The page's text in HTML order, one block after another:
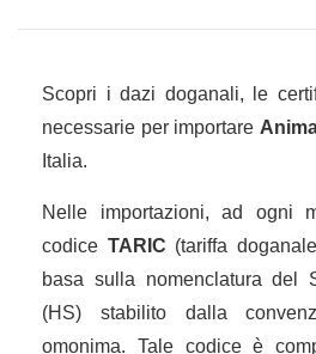
Scopri i dazi doganali, le
necessarie per importare
Italia.
Nelle importazioni, ad ogni
codice TARIC (tariffa
basa sulla nomenclatura del
(HS) stabilito dalla
omonima. Tale codice è